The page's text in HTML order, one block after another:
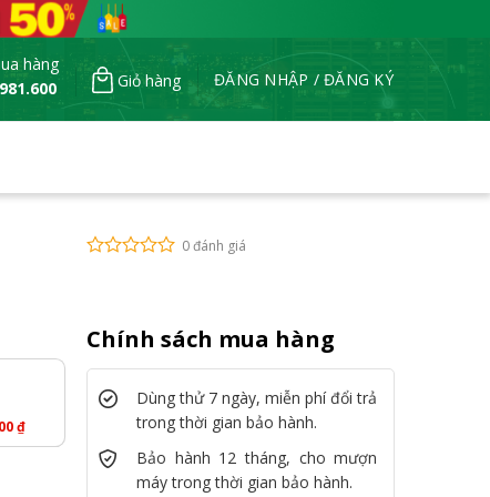
hàng
Giỏ hàng ĐĂNG NHẬP / ĐĂNG KÝ
0 đánh giá
₫
Chính sách mua hàng
Dùng thử 7 ngày, miễn phí đổi trả
trong thời gian bảo hành.
Bảo hành 12 tháng, cho mượn
máy trong thời gian bảo hành.